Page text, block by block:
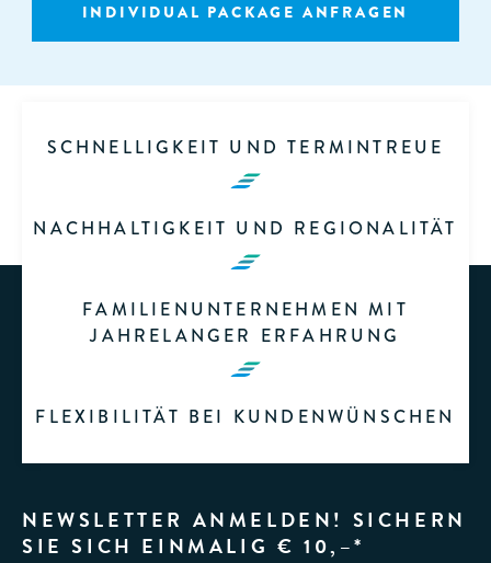
INDIVIDUAL PACKAGE ANFRAGEN
SCHNELLIGKEIT UND TERMINTREUE
NACHHALTIGKEIT UND REGIONALITÄT
FAMILIENUNTERNEHMEN MIT
JAHRELANGER ERFAHRUNG
FLEXIBILITÄT BEI KUNDENWÜNSCHEN
NEWSLETTER ANMELDEN! SICHERN
SIE SICH EINMALIG € 10,–*